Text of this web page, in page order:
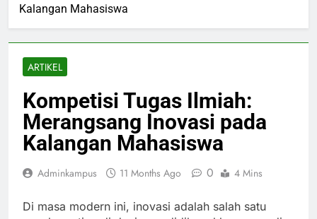
Kalangan Mahasiswa
ARTIKEL
Kompetisi Tugas Ilmiah:
Merangsang Inovasi pada
Kalangan Mahasiswa
Adminkampus 11 Months Ago 0 4 Mins
Di masa modern ini, inovasi adalah salah satu